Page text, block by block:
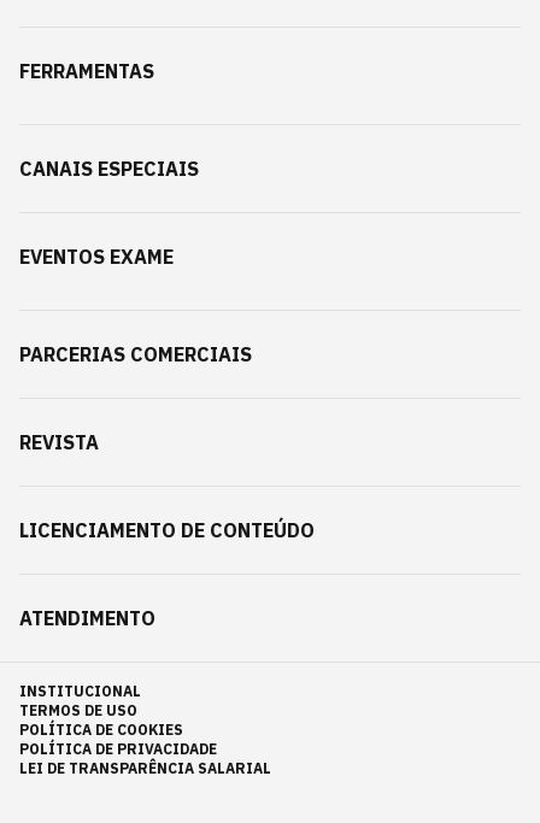
FERRAMENTAS
CANAIS ESPECIAIS
EVENTOS EXAME
PARCERIAS COMERCIAIS
REVISTA
LICENCIAMENTO DE CONTEÚDO
ATENDIMENTO
INSTITUCIONAL
TERMOS DE USO
POLÍTICA DE COOKIES
POLÍTICA DE PRIVACIDADE
LEI DE TRANSPARÊNCIA SALARIAL